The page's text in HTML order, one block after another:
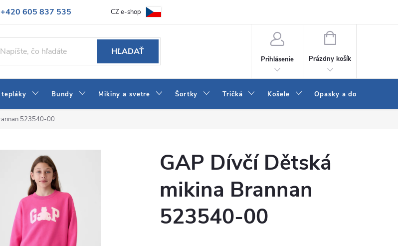
+420 605 837 535
info@jeans-shop.sk
obchodné podmienky Ako vybrať džínsy Wrangler a LEE
CZ e-shop
HĽADAŤ
Prihlásenie
NÁKUPNÝ
Prázdny košík
tepláky Bundy Mikiny a svetre Šortky Tričká Košele Opasky a doplnky
523540-00
GAP Dívčí Dětská
mikina Brannan
523540-00